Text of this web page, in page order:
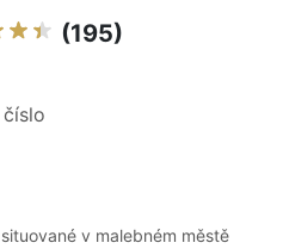
(195)
v malebném městě